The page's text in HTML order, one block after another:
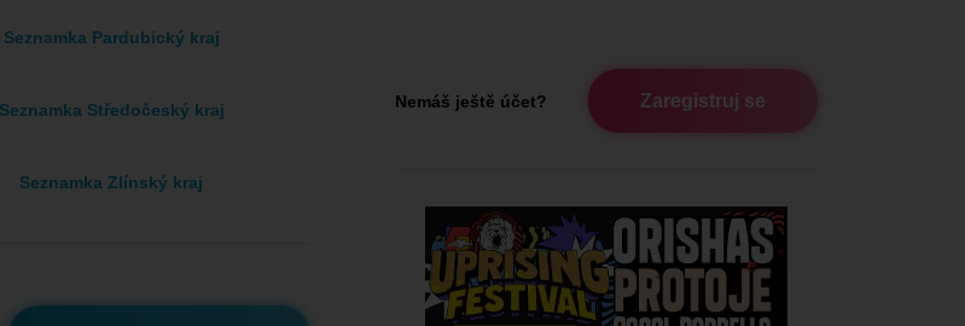
Seznamka Pardubický kraj
Seznamka Středočeský kraj
Seznamka Zlínský kraj
Nemáš ještě účet? Zaregistruj se